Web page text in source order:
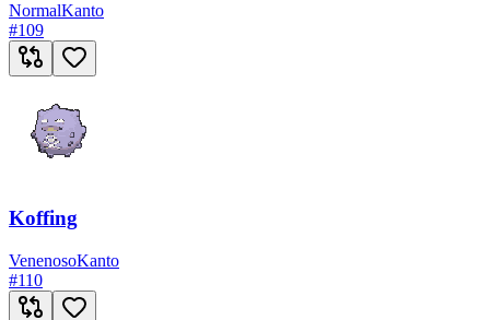
NormalKanto
#109
Koffing
VenenosoKanto
#110